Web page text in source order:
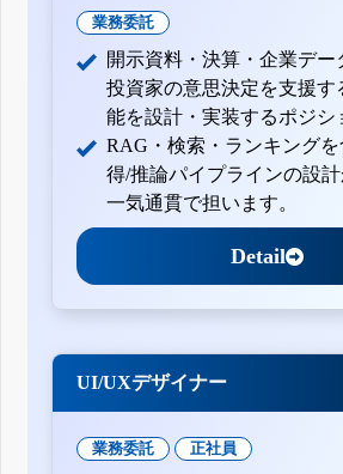
業務委託
開示資料・決算・企業デー
投資家の意思決定を支援す
能を設計・実装するポジシ
RAG・検索・ランキングを
得/推論パイプラインの設
一気通貫で担います。
Detail
UI/UXデザイナー
業務委託 正社員